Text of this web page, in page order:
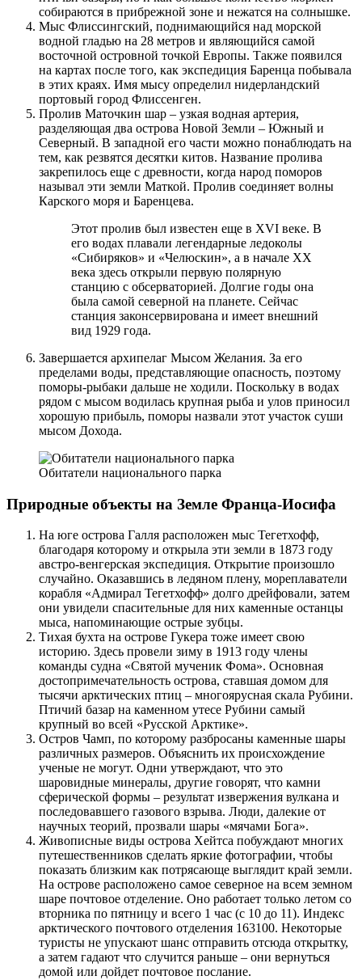
собираются в прибрежной зоне и нежатся на солнышке.
Мыс Флиссингский, поднимающийся над морской
водной гладью на 28 метров и являющийся самой
восточной островной точкой Европы. Также появился
на картах после того, как экспедиция Баренца побывала
в этих краях. Имя мысу определил нидерландский
портовый город Флиссенген.
Пролив Маточкин шар – узкая водная артерия,
разделяющая два острова Новой Земли – Южный и
Северный. В западной его части можно понаблюдать на
тем, как резвятся десятки китов. Название пролива
закрепилось еще с древности, когда народ поморов
называл эти земли Маткой. Пролив соединяет волны
Карского моря и Баренцева.
Этот пролив был известен еще в XVI веке. В
его водах плавали легендарные ледоколы
«Сибиряков» и «Челюскин», а в начале ХХ
века здесь открыли первую полярную
станцию с обсерваторией. Долгие годы она
была самой северной на планете. Сейчас
станция законсервирована и имеет внешний
вид 1929 года.
Завершается архипелаг Мысом Желания. За его
пределами воды, представляющие опасность, поэтому
поморы-рыбаки дальше не ходили. Поскольку в водах
рядом с мысом водилась крупная рыба и улов приносил
хорошую прибыль, поморы назвали этот участок суши
мысом Дохода.
Обитатели национального парка
Природные объекты на Земле Франца-Иосифа
На юге острова Галля расположен мыс Тегетхофф,
благодаря которому и открыла эти земли в 1873 году
австро-венгерская экспедиция. Открытие произошло
случайно. Оказавшись в ледяном плену, мореплаватели
корабля «Адмирал Тегетхофф» долго дрейфовали, затем
они увидели спасительные для них каменные останцы
мыса, напоминающие острые зубцы.
Тихая бухта на острове Гукера тоже имеет свою
историю. Здесь провели зиму в 1913 году члены
команды судна «Святой мученик Фома». Основная
достопримечательность острова, ставшая домом для
тысячи арктических птиц – многоярусная скала Рубини.
Птичий базар на каменном утесе Рубини самый
крупный во всей «Русской Арктике».
Остров Чамп, по которому разбросаны каменные шары
различных размеров. Объяснить их происхождение
ученые не могут. Одни утверждают, что это
шаровидные минералы, другие говорят, что камни
сферической формы – результат извержения вулкана и
последовавшего газового взрыва. Люди, далекие от
научных теорий, прозвали шары «мячами Бога».
Живописные виды острова Хейтса побуждают многих
путешественников сделать яркие фотографии, чтобы
показать близким как потрясающе выглядит край земли.
На острове расположено самое северное на всем земном
шаре почтовое отделение. Оно работает только летом со
вторника по пятницу и всего 1 час (с 10 до 11). Индекс
арктического почтового отделения 163100. Некоторые
туристы не упускают шанс отправить отсюда открытку,
а затем гадают что случится раньше – они вернуться
домой или дойдет почтовое послание.